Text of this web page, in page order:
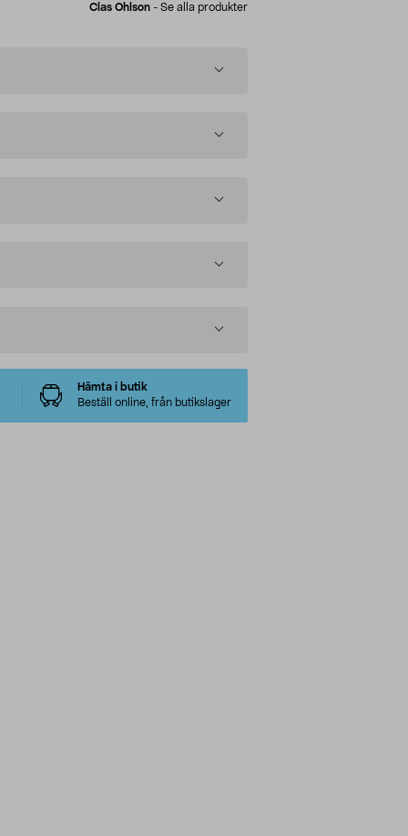
Clas Ohlson - Se alla produkter
Hämta i butik
Beställ online, från butikslager